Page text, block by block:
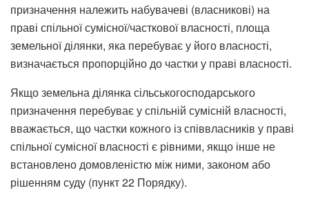
призначення належить набувачеві (власникові) на
праві спільної сумісної/часткової власності, площа
земельної ділянки, яка перебуває у його власності,
визначається пропорційно до частки у праві власності.
Якщо земельна ділянка сільськогосподарського
призначення перебуває у спільній сумісній власності,
вважається, що частки кожного із співвласників у праві
спільної сумісної власності є рівними, якщо інше не
встановлено домовленістю між ними, законом або
рішенням суду (пункт 22 Порядку).